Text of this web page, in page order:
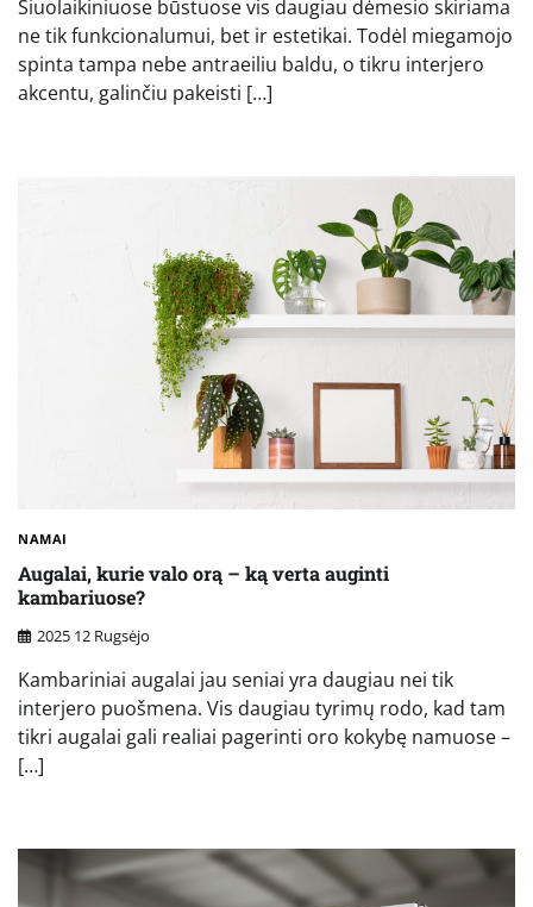
Šiuolaikiniuose būstuose vis daugiau dėmesio skiriama
ne tik funkcionalumui, bet ir estetikai. Todėl miegamojo
spinta tampa nebe antraeiliu baldu, o tikru interjero
akcentu, galinčiu pakeisti […]
NAMAI
Augalai, kurie valo orą – ką verta auginti
kambariuose?
2025 12 Rugsėjo
Kambariniai augalai jau seniai yra daugiau nei tik
interjero puošmena. Vis daugiau tyrimų rodo, kad tam
tikri augalai gali realiai pagerinti oro kokybę namuose –
[…]